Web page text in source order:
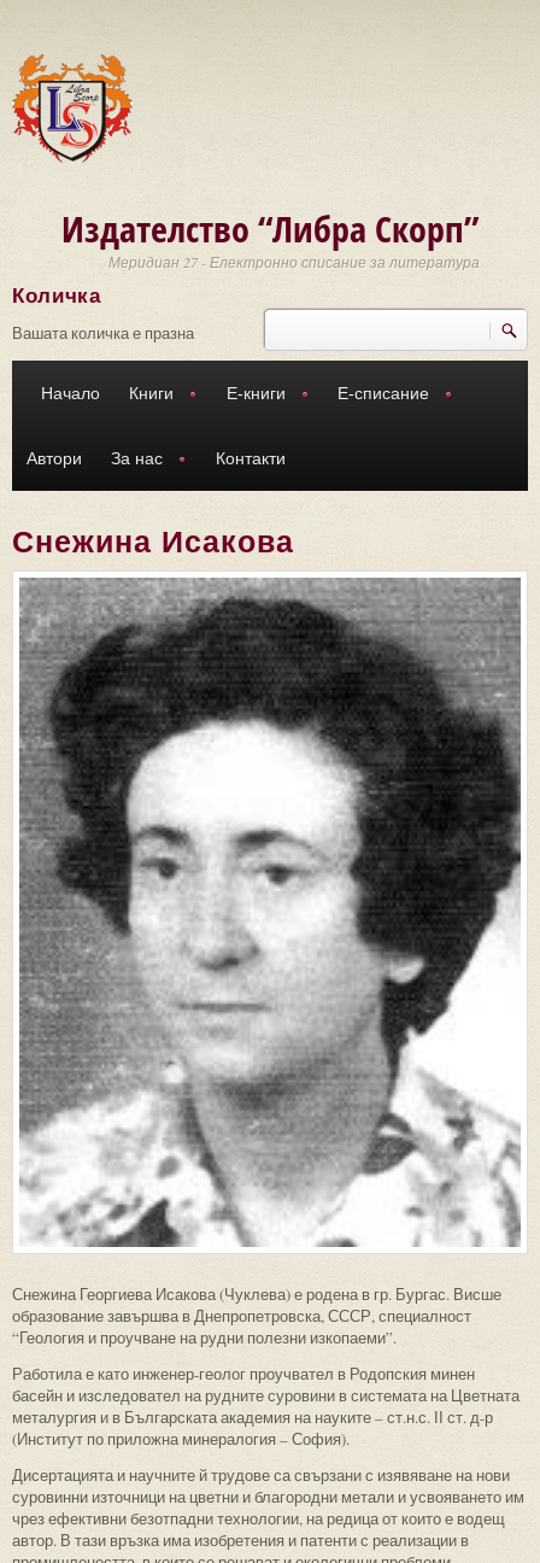
Издателство “Либра Скорп”
Меридиан 27 - Електронно списание за литература
Търси
Количка
Вашата количка е празна
Начало Книги Е-книги Е-списание
Автори За нас Контакти
Снежина Исакова
Снежина Георгиева Исакова (Чуклева) е родена в гр. Бургас. Висше
образование завършва в Днепропетровска, СССР, специалност
“Геология и проучване на рудни полезни изкопаеми”.
Работила е като инженер-геолог проучвател в Родопския минен
басейн и изследовател на рудните суровини в системата на Цветната
металургия и в Българската академия на науките – ст.н.с. ІІ ст. д-р
(Институт по приложна минералогия – София).
Дисертацията и научните й трудове са свързани с изявяване на нови
суровинни източници на цветни и благородни метали и усвояването им
чрез ефективни безотпадни технологии, на редица от които е водещ
автор. В тази връзка има изобретения и патенти с реализации в